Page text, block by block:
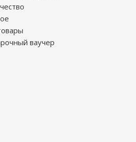
ваучер